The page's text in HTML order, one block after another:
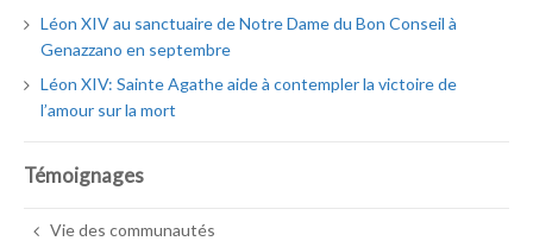
Léon XIV au sanctuaire de Notre Dame du Bon Conseil à
Genazzano en septembre
Léon XIV: Sainte Agathe aide à contempler la victoire de
l’amour sur la mort
Témoignages
Vie des communautés